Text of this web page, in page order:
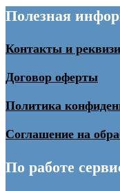
Полезная
Контакты и
Договор оферты
Политика
Соглашение на
По работе